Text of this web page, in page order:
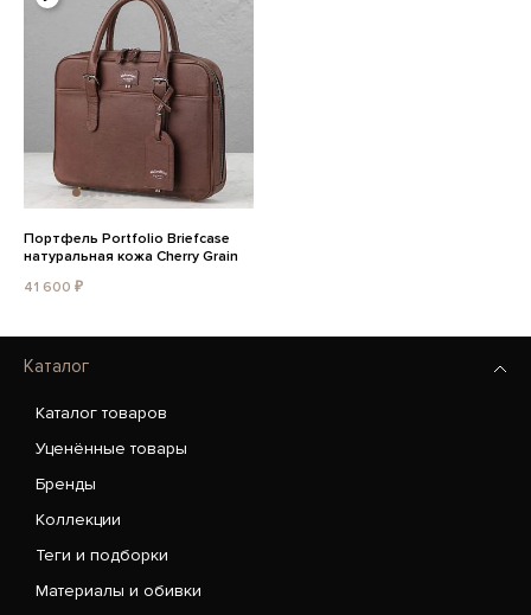
Портфель Portfolio Briefcase
натуральная кожа Cherry Grain
41 600 ₽
Каталог
Каталог товаров
Уценённые товары
Бренды
Коллекции
Теги и подборки
Материалы и обивки